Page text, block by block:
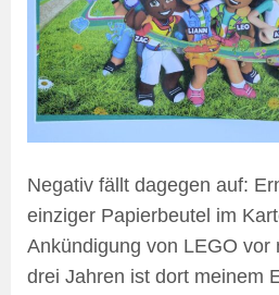
Negativ fällt dagegen auf:
einziger Papierbeutel im
Ankündigung von LEGO vor
drei Jahren ist dort meinem